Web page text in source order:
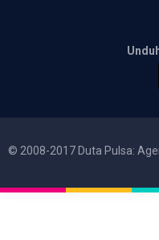
© 2008-2017 Duta Pulsa: